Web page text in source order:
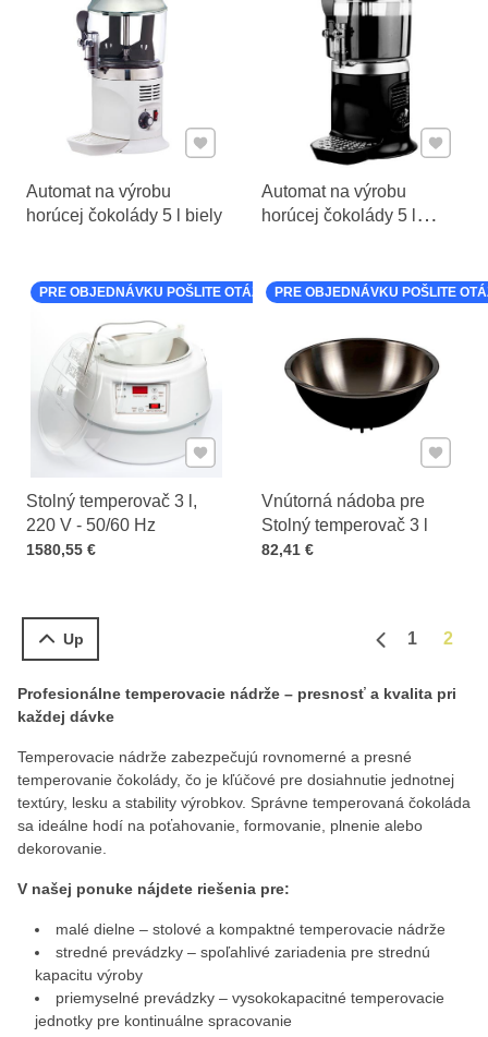
Automat na výrobu
horúcej čokolády 5 l biely
Pridať k Obľúbeným
Automat na výrobu
horúcej čokolády 5 l
Pridať
Stolný temperovač 3 l,
220 V - 50/60 Hz
Cena s DPH
1580,55 €
PRE OBJEDNÁVKU POŠLITE OTÁZKU K PRODUKTU
Pridať k Obľúbeným
Vnútorná nádoba pre
Stolný temperovač 3 l
Cena s DPH
82,41 €
PRE OBJEDNÁVKU POŠLITE
Pridať
Up 1 2
Profesionálne temperovacie nádrže – presnosť a kvalita pri
každej dávke
Temperovacie nádrže zabezpečujú rovnomerné a presné
temperovanie čokolády, čo je kľúčové pre dosiahnutie jednotnej
textúry, lesku a stability výrobkov. Správne temperovaná čokoláda
sa ideálne hodí na poťahovanie, formovanie, plnenie alebo
dekorovanie.
V našej ponuke nájdete riešenia pre:
malé dielne – stolové a kompaktné temperovacie nádrže
stredné prevádzky – spoľahlivé zariadenia pre strednú
kapacitu výroby
priemyselné prevádzky – vysokokapacitné temperovacie
jednotky pre kontinuálne spracovanie